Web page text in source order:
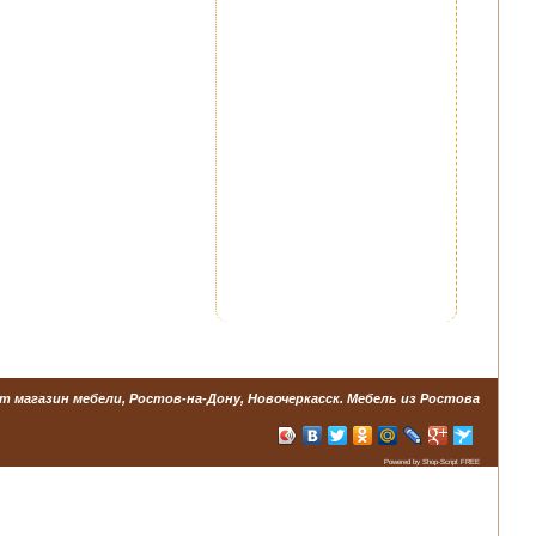
магазин мебели, Ростов-на-Дону, Новочеркасск. Мебель из Ростова
Powered by Shop-Script FREE